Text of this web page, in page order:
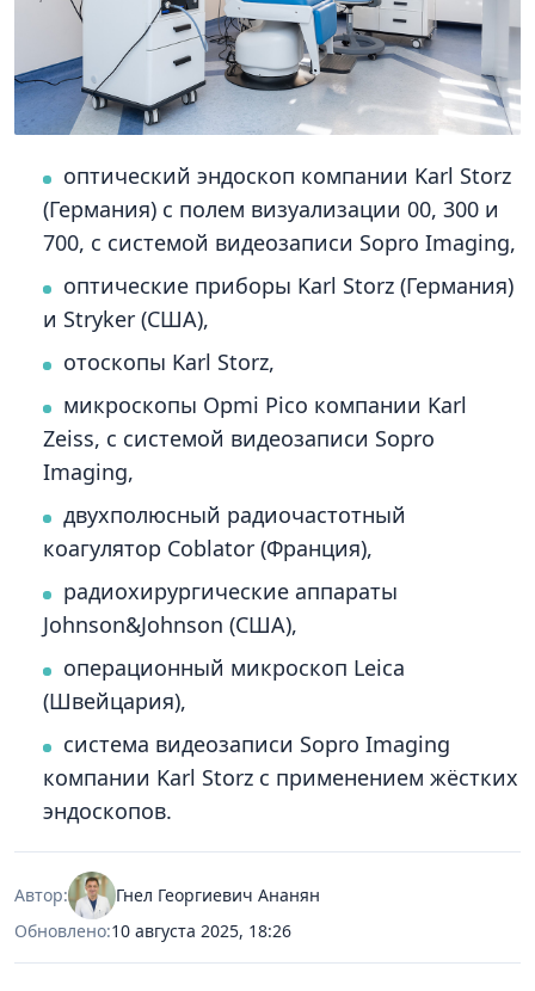
оптический эндоскоп компании Karl Storz
(Германия) с полем визуализации 00, 300 и
700, с системой видеозаписи Sopro Imaging,
оптические приборы Karl Storz (Германия)
и Stryker (США),
отоскопы Karl Storz,
микроскопы Opmi Pico компании Karl
Zeiss, с системой видеозаписи Sopro
Imaging,
двухполюсный радиочастотный
коагулятор Coblator (Франция),
радиохирургические аппараты
Johnson&Johnson (США),
операционный микроскоп Leica
(Швейцария),
система видеозаписи Sopro Imaging
компании Karl Storz с применением жёстких
эндоскопов.
Автор:
Гнел Георгиевич Ананян
Обновлено:10 августа 2025, 18:26